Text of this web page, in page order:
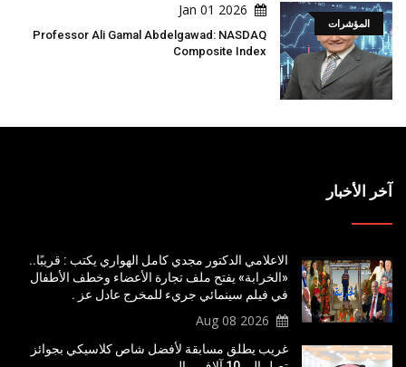
المؤشرات
2026 Jan 01
Professor Ali Gamal Abdelgawad: NASDAQ
Composite Index
آخر الأخبار
الاعلامي الدكتور مجدي كامل الهواري يكتب : قريبًا..
«الخرابة» يفتح ملف تجارة الأعضاء وخطف الأطفال
في فيلم سينمائي جريء للمخرج عادل عز .
2026 Aug 08
غريب يطلق مسابقة لأفضل شاص كلاسيكي بجوائز